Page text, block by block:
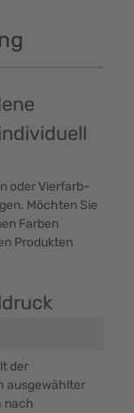
oder Vierfarb-
Möchten Sie
Farben
Produkten
der
ausgewählter
nach